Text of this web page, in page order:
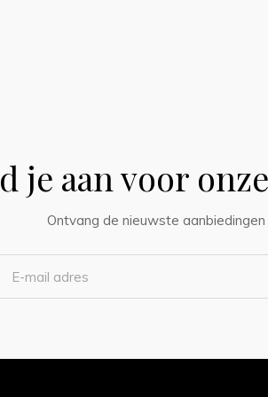
je aan voor
Ontvang de nieuwste